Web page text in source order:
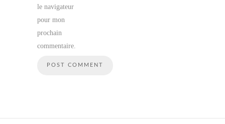
le navigateur
pour mon
prochain
commentaire.